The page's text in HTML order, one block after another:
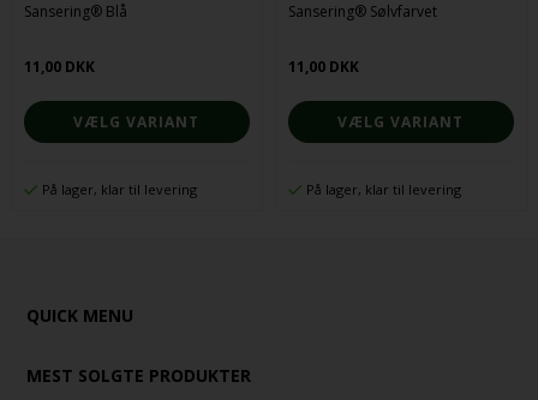
Sansering® Blå
11,00 DKK
VÆLG VARIANT
På lager, klar til levering
Sansering® Sølvfarvet
11,00 DKK
VÆLG VARIANT
På lager, klar til levering
QUICK MENU
MEST SOLGTE PRODUKTER